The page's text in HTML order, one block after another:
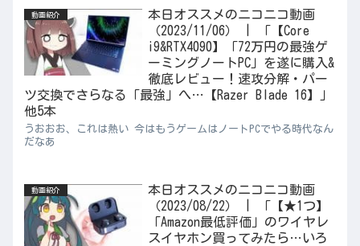
動画紹介
本日オススメのニコニコ動画
（2023/11/06） | 「【Core
i9&RTX4090】「72万円の最強ゲ
ーミングノートPC」を遂に購入&
徹底レビュー！速攻分解・パー
ツ交換でさらなる「最強」へ…【Razer Blade 16】」
他5本
うおおお、これは熱い 今はもうゲームはノートPCでやる時代なん
だなあ
動画紹介
本日オススメのニコニコ動画
（2023/08/22） | 「【★1つ】
「Amazon最低評価」のワイヤレ
スイヤホン買ってみたら…いろ